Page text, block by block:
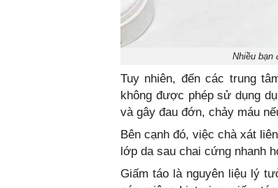
Nhiều bạn
Tuy nhiên, đến các trung
không được phép sử dụng
và gây đau đớn, chảy máu
Bên cạnh đó, việc chà xát
lớp da sau chai cứng nhanh
Giấm táo là nguyên liệu lý